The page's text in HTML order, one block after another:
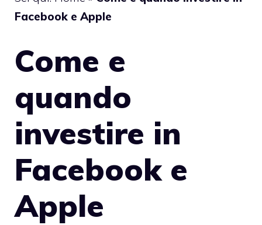
Facebook e Apple
Come e
quando
investire in
Facebook e
Apple